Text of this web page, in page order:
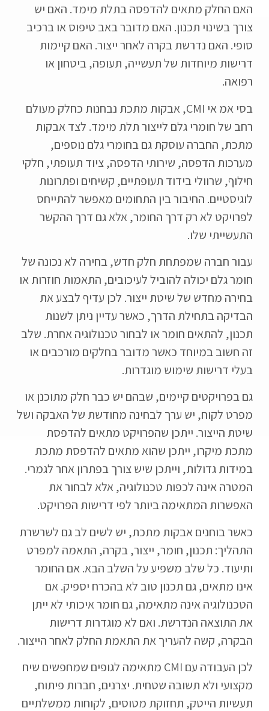
האם החלק מתאים להדפסה בתלת מימד. האם יש
צורך בשינוי תכנון. האם מדובר באב טיפוס או ברכיב
סופי. האם נדרשת בקרה לאחר ייצור. האם קיימות
דרישות מיוחדות של תעשייה, תעופה, ביטחון או
רפואה.
בסי אמ אי CMI, אבקות מתכת נבחנות כחלק מעולם
רחב של חומרי גלם לייצור תלת מימד. לצד אבקות
מתכת, החברה עוסקת גם בחומרי גלם נוספים,
מערכות הדפסה, שירותי הדפסה, ציוד תעופתי, חלקי
חילוף, שרוולי בידוד תעופתיים, קשיחים ופתרונות
לוגיסטיים. החיבור בין התחומים מאפשר להתייחס
לפרויקט לא רק דרך החומר, אלא גם דרך ההקשר
התעשייתי שלו.
עבור חברה שמפתחת חלק חדש, בחירה לא נכונה של
חומר גלם יכולה להוביל לעיכובים, התאמות חוזרות או
בחירה מחדש של שיטת ייצור. לכן עדיף לבצע את
הבדיקה בתחילת הדרך, כאשר עדיין ניתן לשנות
תכנון, להתאים חומר או לבחור טכנולוגיה אחרת. שלב
זה חשוב במיוחד כאשר מדובר בחלקים מורכבים או
בעלי דרישות שימוש מוגדרות.
גם בפרויקטים קיימים, שבהם יש כבר חלק מתוכנן או
מפרט לקוח, יש ערך לבחינה מחודשת של האבקה ושל
שיטת הייצור. ייתכן שהפרויקט מתאים להדפסת
מתכת מיקרו, ייתכן שהוא מתאים להדפסת מתכת
במידות גדולות, וייתכן שיש צורך בפתרון אחר לגמרי.
המטרה אינה לכפות טכנולוגיה, אלא לבחור את
האפשרות המתאימה ביותר לפי דרישות הפרויקט.
כאשר בוחנים אבקות מתכת, יש לשים לב גם לשרשרת
התהליך: תכנון, חומר, ייצור, בקרה, התאמה למפרט
ותיעוד. כל שלב משפיע על השלב הבא. אם החומר
אינו מתאים, גם תכנון טוב לא בהכרח יספיק. אם
הטכנולוגיה אינה מתאימה, גם חומר איכותי לא ייתן
את התוצאה הנדרשת. ואם לא מוגדרות דרישות
הבקרה, קשה להעריך את התאמת החלק לאחר הייצור.
לכן העבודה עם CMI מתאימה לגופים שמחפשים שיח
מקצועי ולא תשובה שטחית. יצרנים, חברות פיתוח,
תעשיות הייטק, תחזוקת מטוסים, לקוחות ממשלתיים